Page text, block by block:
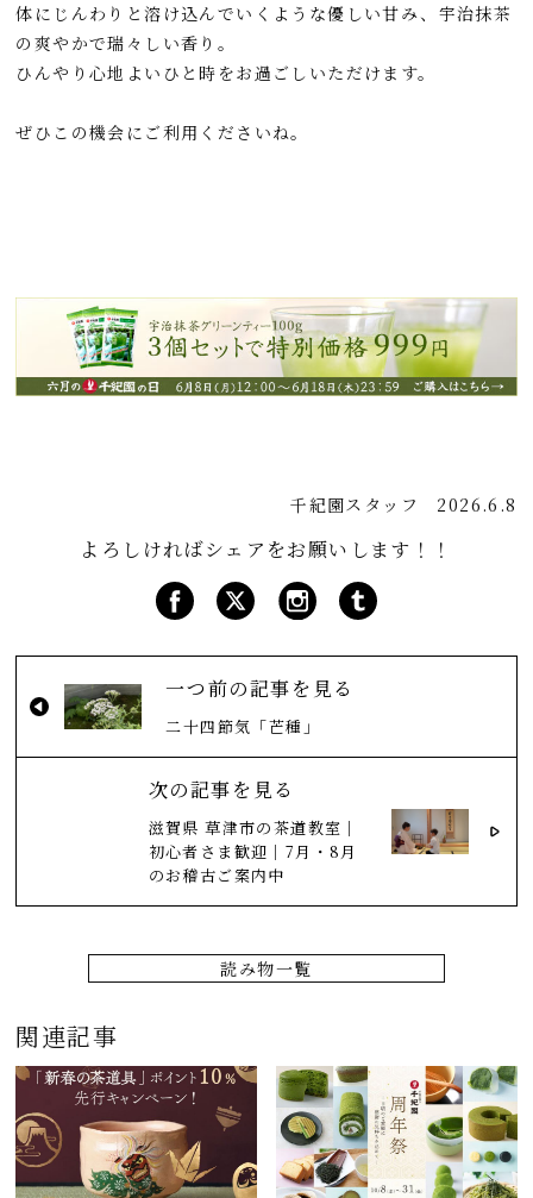
体にじんわりと溶け込んでいくような優しい甘み、宇治抹茶
の爽やかで瑞々しい香り。
ひんやり心地よいひと時をお過ごしいただけます。
ぜひこの機会にご利用くださいね。
千紀園スタッフ 2026.6.8
よろしければシェアをお願いします！！
一つ前の記事を見る
二十四節気「芒種」
次の記事を見る
滋賀県 草津市の茶道教室｜
初心者さま歓迎｜7月・8月
のお稽古ご案内中
読み物一覧
関連記事